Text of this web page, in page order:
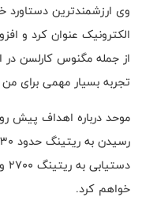
وی ارزشمندترین
الکترونیک عنوان کرد و
از جمله مگنوس کارلسن در
تجربه بسیار مهمی برای
موحد درباره اهداف پیش
خواهم کرد.